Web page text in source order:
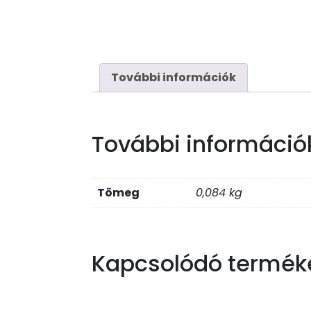
További információk
További
Tömeg 0,084 kg
Kapcsolódó